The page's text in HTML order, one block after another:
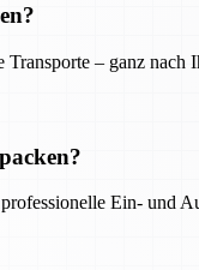
– ganz nach
Ein- und